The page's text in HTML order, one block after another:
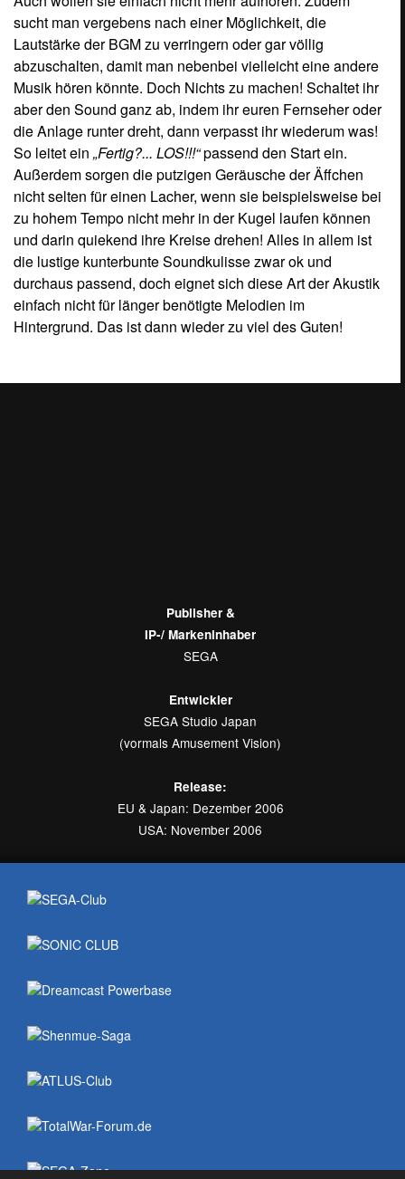
IP-/ Markeninhaber
SEGA
SEGA Studio Japan
Impressum
Sitemap
Mitmachen
SEGA Forum